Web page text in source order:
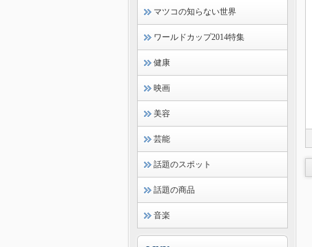
マツコの知らない世界
ワールドカップ2014特集
健康
映画
美容
芸能
話題のスポット
話題の商品
音楽